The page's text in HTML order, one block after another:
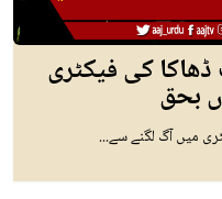
کی فیکٹری
میں آگ لگنے سے...